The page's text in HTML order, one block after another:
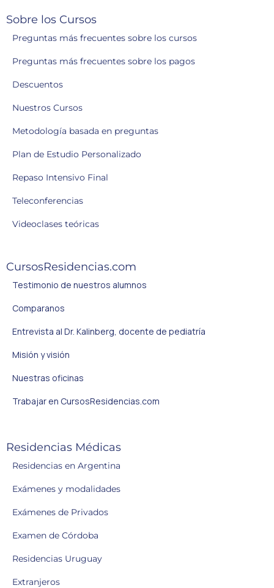
Sobre los Cursos
Preguntas más frecuentes sobre los cursos
Preguntas más frecuentes sobre los pagos
Descuentos
Nuestros Cursos
Metodología basada en preguntas
Plan de Estudio Personalizado
Repaso Intensivo Final
Teleconferencias
Videoclases teóricas
CursosResidencias.com
Testimonio de nuestros alumnos
Comparanos
Entrevista al Dr. Kalinberg, docente de pediatría
Misión y visión
Nuestras oficinas
Trabajar en CursosResidencias.com
Residencias Médicas
Residencias en Argentina
Exámenes y modalidades
Exámenes de Privados
Examen de Córdoba
Residencias Uruguay
Extranjeros